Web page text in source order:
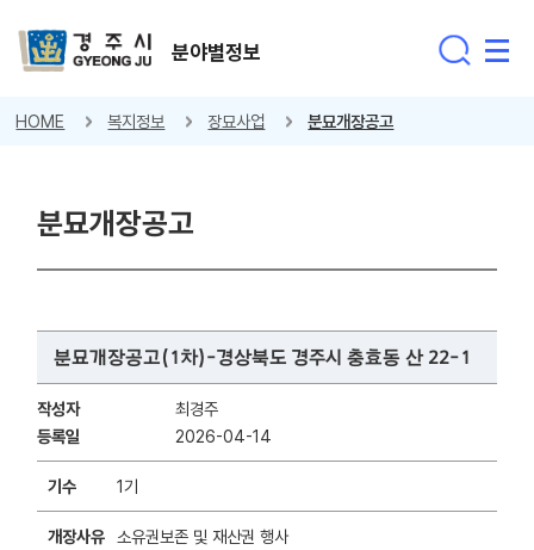
분야별정보
HOME 복지정보 장묘사업 분묘개장공고
분묘개장공고
분묘개장공고(1차)-경상북도 경주시 충효동 산 22-1
작성자
최경주
등록일
2026-04-14
기수 1기
개장사유 소유권보존 및 재산권 행사